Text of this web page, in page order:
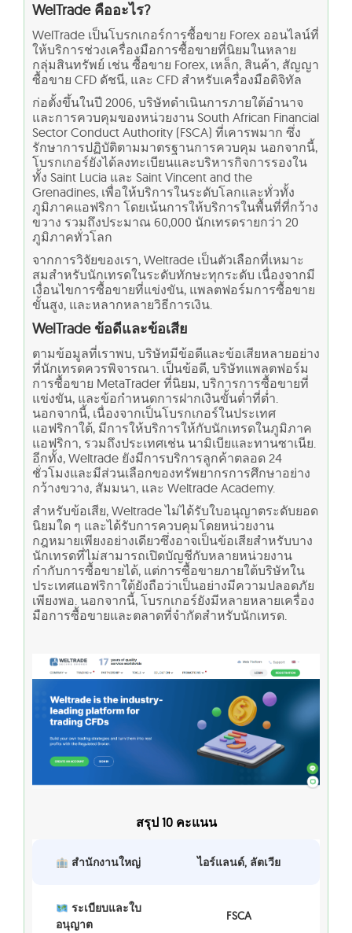
WelTrade คืออะไร?
WelTrade เป็นโบรกเกอร์การซื้อขาย Forex ออนไลน์ที่
ให้บริการช่วงเครื่องมือการซื้อขายที่นิยมในหลาย
กลุ่มสินทรัพย์ เช่น ซื้อขาย Forex, เหล็ก, สินค้า, สัญญา
ซื้อขาย CFD ดัชนี, และ CFD สำหรับเครื่องมือดิจิทัล
ก่อตั้งขึ้นในปี 2006, บริษัทดำเนินการภายใต้อำนาจ
และการควบคุมของหน่วยงาน South African Financial
Sector Conduct Authority (FSCA) ที่เคารพมาก ซึ่ง
รักษาการปฏิบัติตามมาตรฐานการควบคุม นอกจากนี้,
โบรกเกอร์ยังได้ลงทะเบียนและบริหารกิจการรองใน
ทั้ง Saint Lucia และ Saint Vincent and the
Grenadines, เพื่อให้บริการในระดับโลกและทั่วทั้ง
ภูมิภาคแอฟริกา โดยเน้นการให้บริการในพื้นที่ที่กว้าง
ขวาง รวมถึงประมาณ 60,000 นักเทรดรายกว่า 20
ภูมิภาคทั่วโลก
จากการวิจัยของเรา, Weltrade เป็นตัวเลือกที่เหมาะ
สมสำหรับนักเทรดในระดับทักษะทุกระดับ เนื่องจากมี
เงื่อนไขการซื้อขายที่แข่งขัน, แพลตฟอร์มการซื้อขาย
ขั้นสูง, และหลากหลายวิธีการเงิน.
WelTrade ข้อดีและข้อเสีย
ตามข้อมูลที่เราพบ, บริษัทมีข้อดีและข้อเสียหลายอย่าง
ที่นักเทรดควรพิจารณา. เป็นข้อดี, บริษัทแพลตฟอร์ม
การซื้อขาย MetaTrader ที่นิยม, บริการการซื้อขายที่
แข่งขัน, และข้อกำหนดการฝากเงินขั้นต่ำที่ต่ำ.
นอกจากนี้, เนื่องจากเป็นโบรกเกอร์ในประเทศ
แอฟริกาใต้, มีการให้บริการให้กับนักเทรดในภูมิภาค
แอฟริกา, รวมถึงประเทศเช่น นามิเบียและทานซาเนีย.
อีกทั้ง, Weltrade ยังมีการบริการลูกค้าตลอด 24
ชั่วโมงและมีส่วนเลือกของทรัพยากรการศึกษาอย่าง
กว้างขวาง, สัมมนา, และ Weltrade Academy.
สำหรับข้อเสีย, Weltrade ไม่ได้รับใบอนุญาตระดับยอด
นิยมใด ๆ และได้รับการควบคุมโดยหน่วยงาน
กฎหมายเพียงอย่างเดียวซึ่งอาจเป็นข้อเสียสำหรับบาง
นักเทรดที่ไม่สามารถเปิดบัญชีกับหลายหน่วยงาน
กำกับการซื้อขายได้, แต่การซื้อขายภายใต้บริษัทใน
ประเทศแอฟริกาใต้ยังถือว่าเป็นอย่างมีความปลอดภัย
เพียงพอ. นอกจากนี้, โบรกเกอร์ยังมีหลายหลายเครื่อง
มือการซื้อขายและตลาดที่จำกัดสำหรับนักเทรด.
สรุป 10 คะแนน
สำนักงานใหญ่ ไอร์แลนด์, ลัตเวีย
ระเบียบและใบ
อนุญาต
FSCA